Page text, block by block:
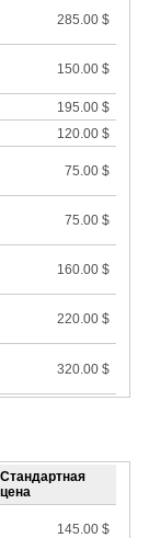
285.00 $
150.00 $
195.00 $
120.00 $
75.00 $
75.00 $
160.00 $
220.00 $
320.00 $
Стандартная
цена
145.00 $